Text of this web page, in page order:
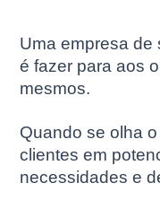
Uma empresa de
é fazer para aos
mesmos.
Quando se olha
clientes em
necessidades e